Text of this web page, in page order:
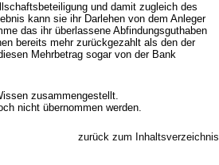
und damit zugleich des
kann sie ihr Darlehen von dem Anleger
das ihr überlassene Abfindungsguthaben
bereits mehr zurückgezahlt als den der
Mehrbetrag sogar von der Bank
zusammengestellt.
nicht übernommen werden.
zurück zum Inhaltsverzeichnis